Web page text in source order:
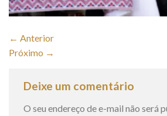
← Anterior
Próximo →
Deixe um comentário
O seu endereço de e-mail não será